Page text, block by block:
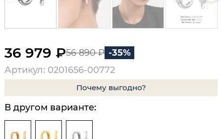
36 979 ₽56 890 ₽ -35%
Артикул: 0201656-00772
Почему выгодно?
В другом варианте: